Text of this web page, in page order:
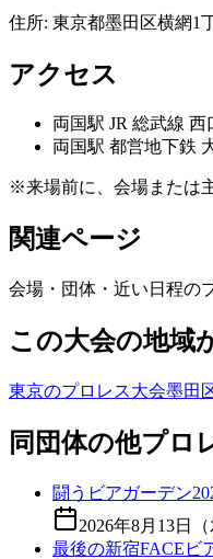
住所: 東京都墨田区横網1
アクセス
両国駅 JR 総武線 西
両国駅 都営地下鉄
※来場前に、会場または
関連ページ
会場・団体・近い日程の
この大会の地域
東京のプロレス大会墨田
同団体の他プロ
闘うビアガーデン
2026年8月13日（
最後の新宿FACEビ